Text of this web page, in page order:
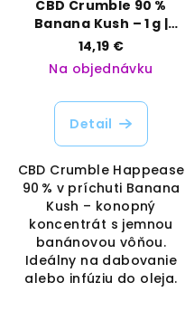
CBD Crumble 90 %
Banana Kush – 1 g |
Happease | Vaporama
14,19 €
Na objednávku
Detail
CBD Crumble Happease
90 % v príchuti Banana
Kush – konopný
koncentrát s jemnou
banánovou vôňou.
Ideálny na dabovanie
alebo infúziu do oleja.